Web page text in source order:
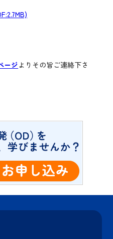
ージよりその旨ご連絡下さ